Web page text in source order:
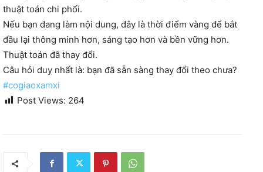
thuật toán chi phối.
Nếu bạn đang làm nội dung, đây là thời điểm vàng để bắt
đầu lại thông minh hơn, sáng tạo hơn và bền vững hơn.
Thuật toán đã thay đổi.
Câu hỏi duy nhất là: bạn đã sẵn sàng thay đổi theo chưa?
#cogiaoxamxi
Post Views: 264